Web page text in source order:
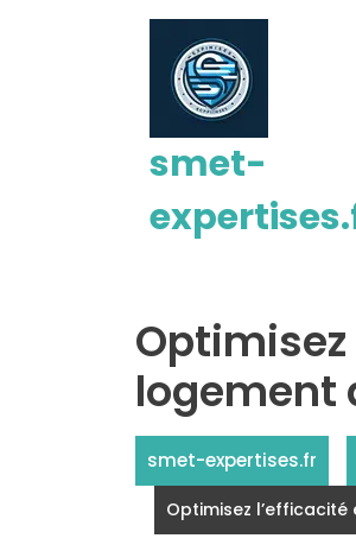
smet-
logement
smet-expertises.fr
Optimisez